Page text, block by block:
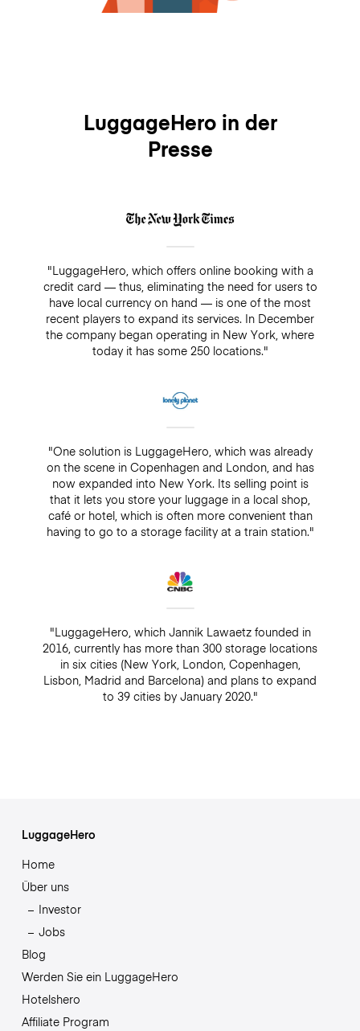
LuggageHero in der
Presse
"LuggageHero, which offers online booking with a
credit card — thus, eliminating the need for users to
have local currency on hand — is one of the most
recent players to expand its services. In December
the company began operating in New York, where
today it has some 250 locations."
"One solution is LuggageHero, which was already
on the scene in Copenhagen and London, and has
now expanded into New York. Its selling point is
that it lets you store your luggage in a local shop,
café or hotel, which is often more convenient than
having to go to a storage facility at a train station."
"LuggageHero, which Jannik Lawaetz founded in
2016, currently has more than 300 storage locations
in six cities (New York, London, Copenhagen,
Lisbon, Madrid and Barcelona) and plans to expand
to 39 cities by January 2020."
LuggageHero
Home
Über uns
Investor
Jobs
Blog
Werden Sie ein LuggageHero
Hotelshero
Affiliate Program